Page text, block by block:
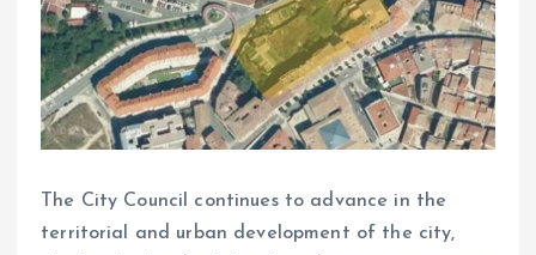
The City Council continues to advance in the
territorial and urban development of the city,